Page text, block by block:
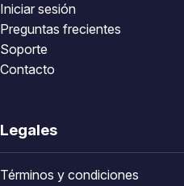
Iniciar sesión
Preguntas frecientes
Soporte
Contacto
Legales
Términos y condiciones